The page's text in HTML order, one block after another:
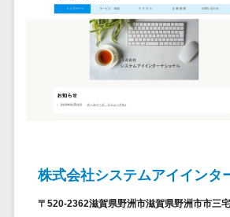
アノテーションツー
データ化サービス>
画像解析・画像検査>
ブロックチェーン
GIS（地理情報シス
公共施設予約シス
リティ
メール・ファ
イル無害化
サンドボック
URLフィルタ
リング
株式会社システムアイインタ
〒520-2362滋賀県野洲市滋賀県野洲市市三